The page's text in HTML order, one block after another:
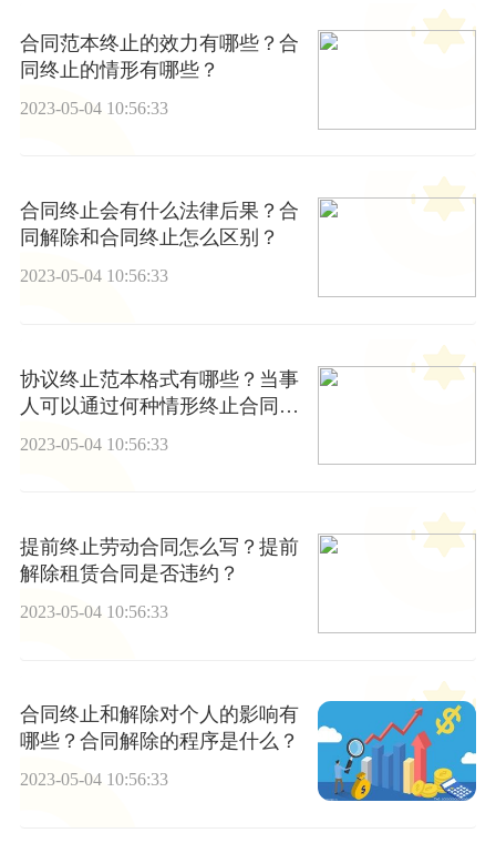
合同范本终止的效力有哪些？合
同终止的情形有哪些？
2023-05-04 10:56:33
合同终止会有什么法律后果？合
同解除和合同终止怎么区别？
2023-05-04 10:56:33
协议终止范本格式有哪些？当事
人可以通过何种情形终止合同
2023-05-04 10:56:33
提前终止劳动合同怎么写？提前
解除租赁合同是否违约？
2023-05-04 10:56:33
合同终止和解除对个人的影响有
哪些？合同解除的程序是什么？
2023-05-04 10:56:33